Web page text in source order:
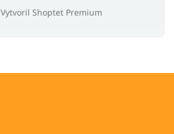
Vytvoril Shoptet Premium